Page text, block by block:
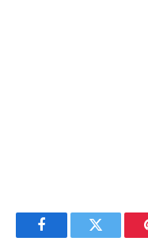
FacebookTwitter